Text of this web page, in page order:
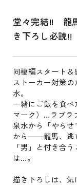
堂々完結!! 龍
き下ろし必読!!
同棲編スタート＆
ストーカー対策
水。
一緒にご飯を食
マーク）…ラブラ
泉水から「やら
から――龍馬、逃
「男」と付き合
は…。
描き下ろしは、